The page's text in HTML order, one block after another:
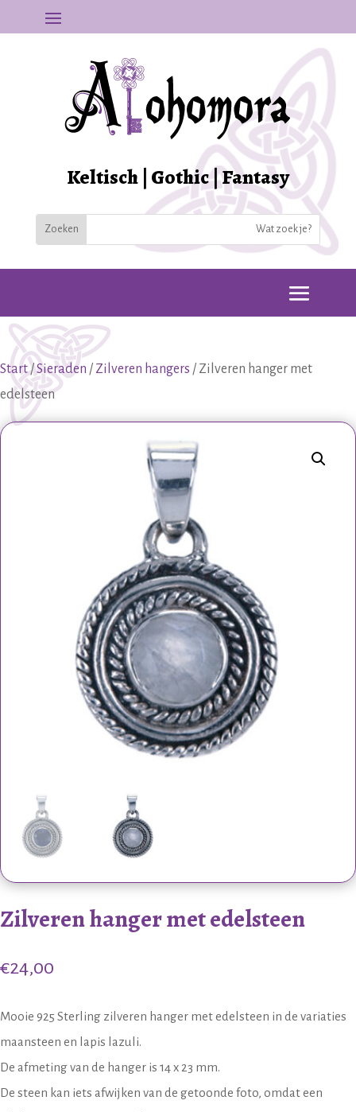
Keltisch | Gothic | Fantasy
Start/Sieraden / Zilveren hangers / Zilveren hanger met
edelsteen
Zilveren hanger met edelsteen
€24,00
Mooie 925 Sterling zilveren hanger met edelsteen in de variaties
maansteen en lapis lazuli.
De afmeting van de hanger is 14 x 23 mm.
De steen kan iets afwijken van de getoonde foto, omdat een